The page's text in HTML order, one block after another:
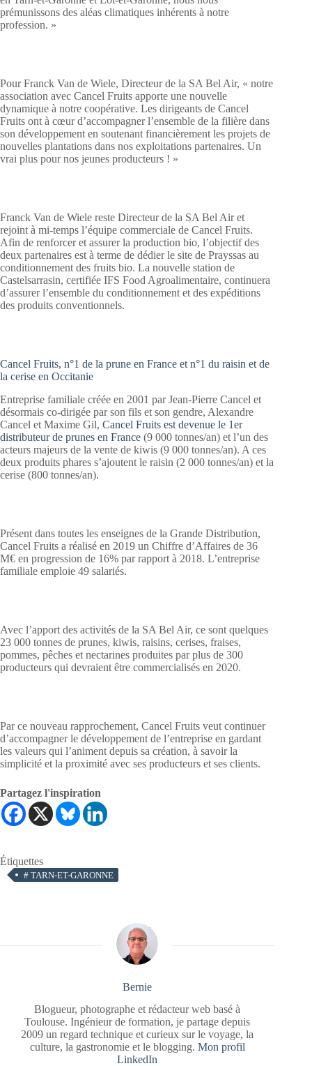
prémunissons des aléas climatiques inhérents à notre
profession. »
Pour Franck Van de Wiele, Directeur de la SA Bel Air, « notre
association avec Cancel Fruits apporte une nouvelle
dynamique à notre coopérative. Les dirigeants de Cancel
Fruits ont à cœur d’accompagner l’ensemble de la filière dans
son développement en soutenant financièrement les projets de
nouvelles plantations dans nos exploitations partenaires. Un
vrai plus pour nos jeunes producteurs ! »
Franck Van de Wiele reste Directeur de la SA Bel Air et
rejoint à mi-temps l’équipe commerciale de Cancel Fruits.
Afin de renforcer et assurer la production bio, l’objectif des
deux partenaires est à terme de dédier le site de Prayssas au
conditionnement des fruits bio. La nouvelle station de
Castelsarrasin, certifiée IFS Food Agroalimentaire, continuera
d’assurer l’ensemble du conditionnement et des expéditions
des produits conventionnels.
Cancel Fruits, n°1 de la prune en France et n°1 du raisin et de
la cerise en Occitanie
Entreprise familiale créée en 2001 par Jean-Pierre Cancel et
désormais co-dirigée par son fils et son gendre, Alexandre
Cancel et Maxime Gil, Cancel Fruits est devenue le 1er
distributeur de prunes en France (9 000 tonnes/an) et l’un des
acteurs majeurs de la vente de kiwis (9 000 tonnes/an). A ces
deux produits phares s’ajoutent le raisin (2 000 tonnes/an) et la
cerise (800 tonnes/an).
Présent dans toutes les enseignes de la Grande Distribution,
Cancel Fruits a réalisé en 2019 un Chiffre d’Affaires de 36
M€ en progression de 16% par rapport à 2018. L’entreprise
familiale emploie 49 salariés.
Avec l’apport des activités de la SA Bel Air, ce sont quelques
23 000 tonnes de prunes, kiwis, raisins, cerises, fraises,
pommes, pêches et nectarines produites par plus de 300
producteurs qui devraient être commercialisés en 2020.
Par ce nouveau rapprochement, Cancel Fruits veut continuer
d’accompagner le développement de l’entreprise en gardant
les valeurs qui l’animent depuis sa création, à savoir la
simplicité et la proximité avec ses producteurs et ses clients.
Partagez l'inspiration
Étiquettes
# TARN-ET-GARONNE
Bernie
Blogueur, photographe et rédacteur web basé à
Toulouse. Ingénieur de formation, je partage depuis
2009 un regard technique et curieux sur le voyage, la
culture, la gastronomie et le blogging. Mon profil
LinkedIn